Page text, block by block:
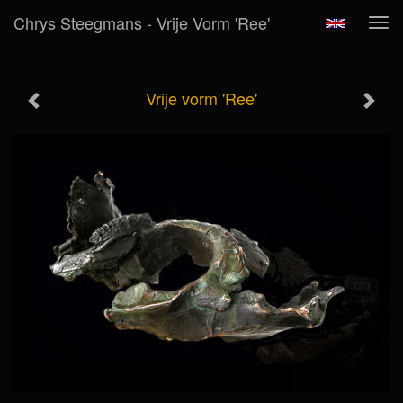
Chrys Steegmans - Vrije Vorm 'Ree'
Vrije vorm 'Ree'